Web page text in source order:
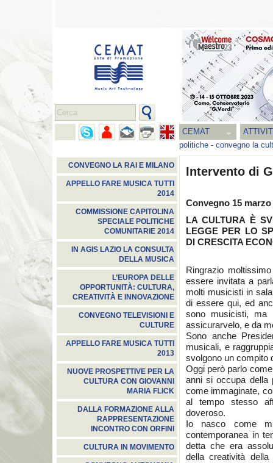
CEMAT
politiche - convegno la
CONVEGNO LA RAI E MILANO
APPELLO FARE MUSICA TUTTI
2014
COMMISSIONE CAPITOLINA
SPECIALE POLITICHE
COMUNITARIE 2014
IN AGIS LAZIO LA CONSULTA
DELLA MUSICA
L’EUROPA DELLE
OPPORTUNITÀ: CULTURA,
CREATIVITÀ E INNOVAZIONE
CONVEGNO TELEVISIONI E
CULTURE
APPELLO FARE MUSICA TUTTI
2013
NUOVE PROSPETTIVE PER LA
CULTURA CON GIOVANNI
MARIA FLICK
DALLA FORMAZIONE ALLA
RAPPRESENTAZIONE
INCONTRO CON ORFINI
CULTURA IN MOVIMENTO
Intervento di
Convegno 15
LA CULTURA È
LEGGE PER LO
DI CRESCITA
Ringrazio
essere invitata a
molti musicisti in
di essere qui, ed
sono musicisti, ma
assicurarvelo, e da
Sono anche
musicali, e
svolgono un compito
Oggi però parlo
anni si occupa della
come immaginate,
al tempo stesso
doveroso.
Io nasco come
contemporanea in
detta che era
della creatività